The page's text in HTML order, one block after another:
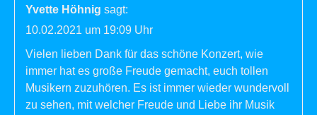
Yvette Höhnig sagt:
10.02.2021 um 19:09 Uhr
Vielen lieben Dank für das schöne Konzert, wie
immer hat es große Freude gemacht, euch tollen
Musikern zuzuhören. Es ist immer wieder wundervoll
zu sehen, mit welcher Freude und Liebe ihr Musik